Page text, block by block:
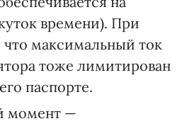
времени). При
что максимальный ток
тоже лимитирован
паспорте.
момент —